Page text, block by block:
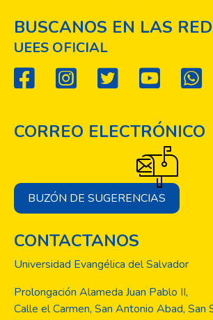
BUSCANOS EN LAS
UEES OFICIAL
CORREO ELECTRÓNICO
BUZÓN DE SUGERENCIAS
CONTACTANOS
Universidad Evangélica del Salvador
Prolongación Alameda Juan Pablo II,
Calle el Carmen, San Antonio Abad, San